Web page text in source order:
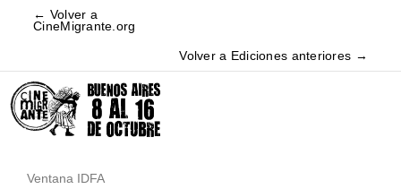
← Volver a
CineMigrante.org
Volver a Ediciones anteriores →
Ventana IDFA